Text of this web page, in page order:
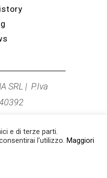
SRL | P.Iva
Policy
e di terze parti.
l'utilizzo. Maggiori